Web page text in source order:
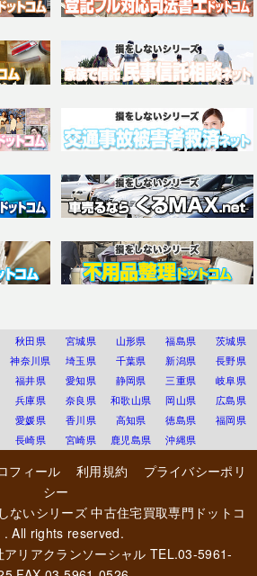
秋田県 宮城県 山形県 福島県
茨城県
神奈川県 埼玉県 千葉県 新潟県
長野県
福井県 愛知県 静岡県 三重県
岐阜県
兵庫県 奈良県 和歌山県 岡山県
広島県
愛媛県 香川県 高知県 徳島県
福岡県
長崎県 宮崎県 鹿児島県 沖縄県
フィール 利用規約
プライバシーポリ
シー
ないシリーズ 中古住宅買取専門ドットコ
. All rights reserved.
アリアクランソーシャル TEL.03-5961-